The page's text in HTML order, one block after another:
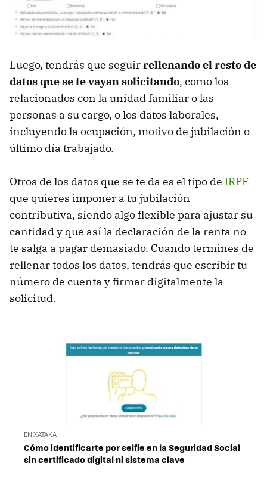
Luego, tendrás que seguirrellenando el resto de
datos que se te vayan solicitando, como los
relacionados con la unidad familiar o las
personas a su cargo, o los datos laborales,
incluyendo la ocupación, motivo de jubilación o
último día trabajado.
Otros de los datos que se te da es el tipo de IRPF
que quieres imponer a tu jubilación
contributiva, siendo algo flexible para ajustar su
cantidad y que así la declaración de la renta no
te salga a pagar demasiado. Cuando termines de
rellenar todos los datos, tendrás que escribir tu
número de cuenta y firmar digitalmente la
solicitud.
EN XATAKA
Cómo identificarte por selfie en la Seguridad Social
sin certificado digital ni sistema clave